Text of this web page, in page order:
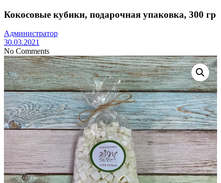
Кокосовые кубики, подарочная упаковка, 300 гр
Администратор
30.03.2021
No Comments